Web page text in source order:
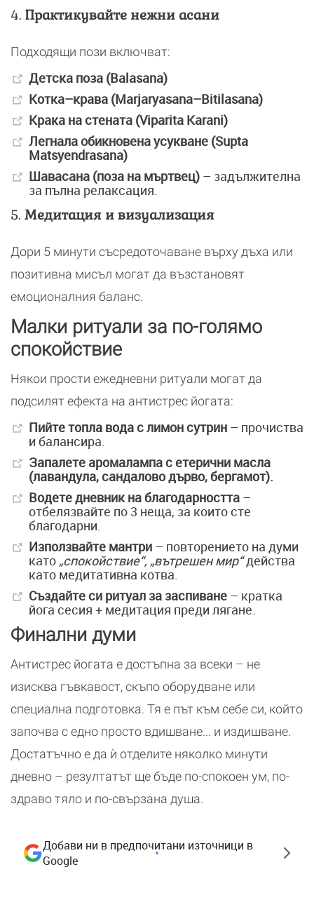
4. Практикувайте нежни асани
Подходящи пози включват:
Детска поза (Balasana)
Котка–крава (Marjaryasana–Bitilasana)
Крака на стената (Viparita Karani)
Легнала обикновена усукване (Supta
Matsyendrasana)
Шавасана (поза на мъртвец) – задължителна
за пълна релаксация.
5. Медитация и визуализация
Дори 5 минути съсредоточаване върху дъха или
позитивна мисъл могат да възстановят
емоционалния баланс.
Малки ритуали за по-голямо
спокойствие
Някои прости ежедневни ритуали могат да
подсилят ефекта на антистрес йогата:
Пийте топла вода с лимон сутрин – прочиства
и балансира.
Запалете аромалампа с етерични масла
(лавандула, сандалово дърво, бергамот).
Водете дневник на благодарността –
отбелязвайте по 3 неща, за които сте
благодарни.
Използвайте мантри – повторението на думи
като „спокойствие“, „вътрешен мир“действа
като медитативна котва.
Създайте си ритуал за заспиване – кратка
йога сесия + медитация преди лягане.
Финални думи
Антистрес йогата е достъпна за всеки – не
изисква гъвкавост, скъпо оборудване или
специална подготовка. Тя е път към себе си, който
започва с едно просто вдишване... и издишване.
Достатъчно е да ѝ отделите няколко минути
дневно – резултатът ще бъде по-спокоен ум, по-
здраво тяло и по-свързана душа.
Добави ни в предпочитани източници в
Google